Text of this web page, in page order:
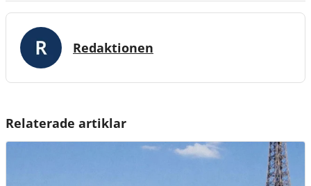
Redaktionen
Relaterade artiklar